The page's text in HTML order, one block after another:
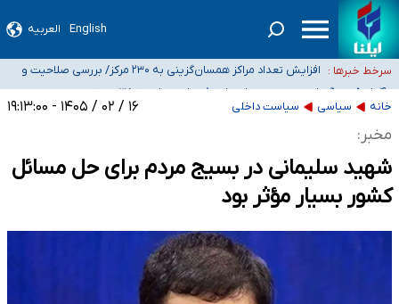
English العربیه
سرخط خبرها :
ضرورت آموزش حریم خصوصی در فضای آنلاین در مدارس/ هزینه‌های سنگین
اجتماعی انتشار تصاویر خصوصی برای قربانیان/ سوءاستفاده مجرمان از ترس
رسوایی
افزایش تعداد مراکز همسان‌گزینی به ۲۳۰ مرکز/ بررسی صلاحیت و
نظارت‌ها به سازمان تبلیغات واگذار شده است
۴۰ تا ۵۰ روز گرمای نسبی در پیش داریم/ دمای تهران به ۳۸ درجه
می‌رسد
موضع وزارت بهداشت درباره ظرفیت پزشکی کنکور ۱۴۰۵: خواستار اصلاح ظرفیت‌ها
جغرافیای نظامی دافوس آجا
خانه سیاسی سیاست داخلی ۱۶ / ۰۲ / ۱۴۰۵ - ۱۹:۱۳:۰۰
مخبر:
شهید سلیمانی در بسیج مردم برای حل مسائل
کشور بسیار مؤثر بود